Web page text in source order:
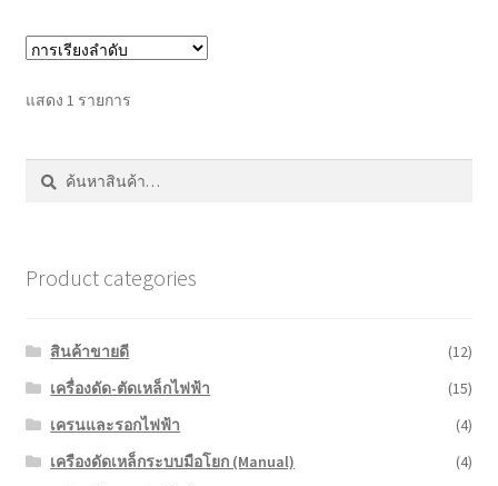
แสดง 1 รายการ
ค้นหา:
ค้นหา
Product categories
สินค้าขายดี
(12)
เครื่องดัด-ตัดเหล็กไฟฟ้า
(15)
เครนและรอกไฟฟ้า
(4)
เครืองดัดเหล็กระบบมือโยก (Manual)
(4)